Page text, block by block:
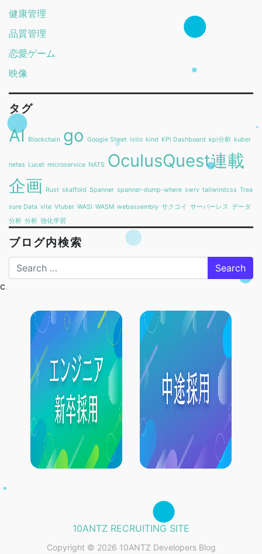
健康管理
品質管理
恋愛ゲーム
映像
タグ
AI Blockchain go Google Sheet istio kind KPI Dashboard kpi分析 kuber
netes Lucet microservice NATS OculusQuest連載
企画 Rust skaffold Spanner spanner-dump-where swrv tailwindcss Trea
sure Data vite Vtuber WASI WASM webassembly サクコイ サーバーレス データ
分析 分析 強化学習
ブログ内検索
Search
c
10ANTZ RECRUITING SITE
Copyright © 2026 10ANTZ Developers Blog